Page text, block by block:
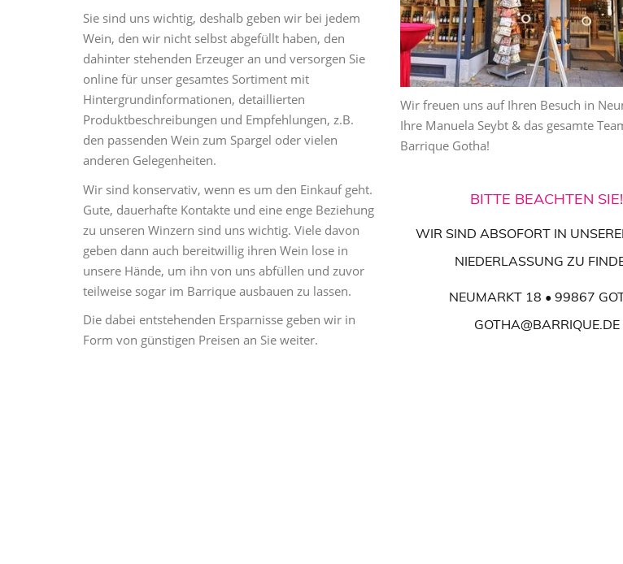
Sie sind uns wichtig, deshalb geben wir bei jedem
Wein, den wir nicht selbst abgefüllt haben, den
dahinter stehenden Erzeuger an und versorgen Sie
online für unser gesamtes Sortiment mit
Hintergrundinformationen, detaillierten
Produktbeschreibungen und Empfehlungen, z.B.
den passenden Wein zum Spargel oder vielen
anderen Gelegenheiten.
Wir sind konservativ, wenn es um den Einkauf geht.
Gute, dauerhafte Kontakte und eine enge Beziehung
zu unseren Winzern sind uns wichtig. Viele davon
geben dann auch bereitwillig ihren Wein lose in
unsere Hände, um ihn von uns abfüllen und zuvor
teilweise sogar im Barrique ausbauen zu lassen.
Die dabei entstehenden Ersparnisse geben wir in
Form von günstigen Preisen an Sie weiter.
Wir freuen uns auf Ihren Besuch in
Ihre Manuela Seybt & das gesamte
Barrique Gotha!
BITTE BEACHTEN SIE!
WIR SIND ABSOFORT IN
NIEDERLASSUNG ZU
NEUMARKT 18 • 99867
GOTHA@BARRIQUE.DE